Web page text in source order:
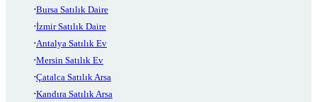
Bursa Satılık Daire
İzmir Satılık Daire
Antalya Satılık Ev
Mersin Satılık Ev
Çatalca Satılık Arsa
Kandıra Satılık Arsa